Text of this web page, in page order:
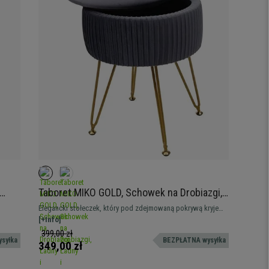
Taboret MIKO GOLD, Schowek na Drobiazgi,
Ładny i Praktyczny, Złote Nóżki, Tkanina
kolor Szary
Elegancki stołeczek, który pod zdejmowaną pokrywą kryje
praktyczny schowek na przedmioty.
[+Info]
399,00 zł
349,00 zł BEZPŁATNA wysyłka